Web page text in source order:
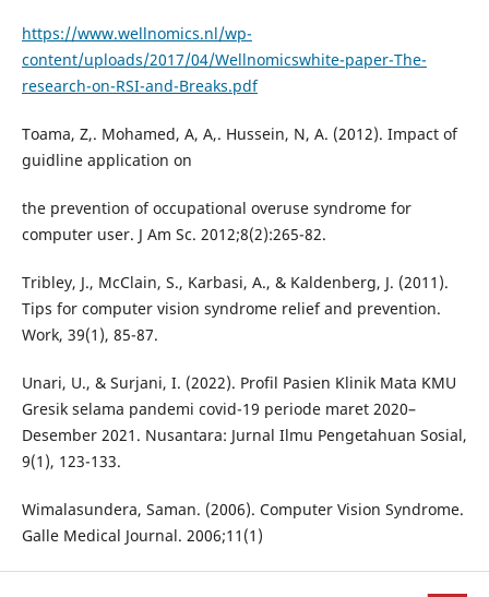
https://www.wellnomics.nl/wp-
content/uploads/2017/04/Wellnomicswhite-paper-The-
research-on-RSI-and-Breaks.pdf
Toama, Z,. Mohamed, A, A,. Hussein, N, A. (2012). Impact of
guidline application on
the prevention of occupational overuse syndrome for
computer user. J Am Sc. 2012;8(2):265-82.
Tribley, J., McClain, S., Karbasi, A., & Kaldenberg, J. (2011).
Tips for computer vision syndrome relief and prevention.
Work, 39(1), 85-87.
Unari, U., & Surjani, I. (2022). Profil Pasien Klinik Mata KMU
Gresik selama pandemi covid-19 periode maret 2020–
Desember 2021. Nusantara: Jurnal Ilmu Pengetahuan Sosial,
9(1), 123-133.
Wimalasundera, Saman. (2006). Computer Vision Syndrome.
Galle Medical Journal. 2006;11(1)